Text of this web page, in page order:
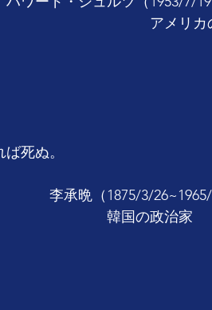
実業
死ぬ。
7/
治家